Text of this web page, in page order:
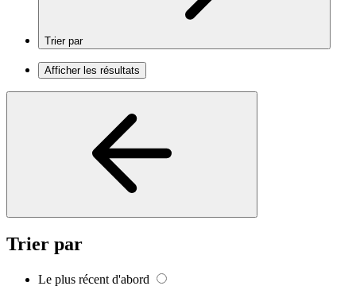
Trier par
Afficher les résultats
Trier par
Le plus récent d'abord